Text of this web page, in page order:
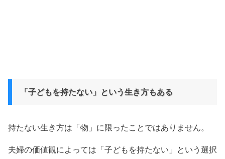
「子どもを持たない」という生き方もある
持たない生き方は「物」に限ったことではありません。
夫婦の価値観によっては「子どもを持たない」という選択